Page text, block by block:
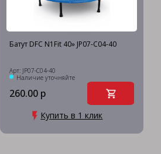
Батут DFC N1Fit 40» JP07-C04-40
Арт: JP07-C04-40
Наличие уточняйте
260.00 р
Купить в 1 клик